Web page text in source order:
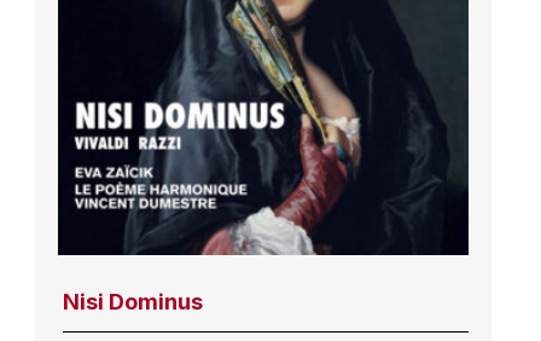
Nisi Dominus